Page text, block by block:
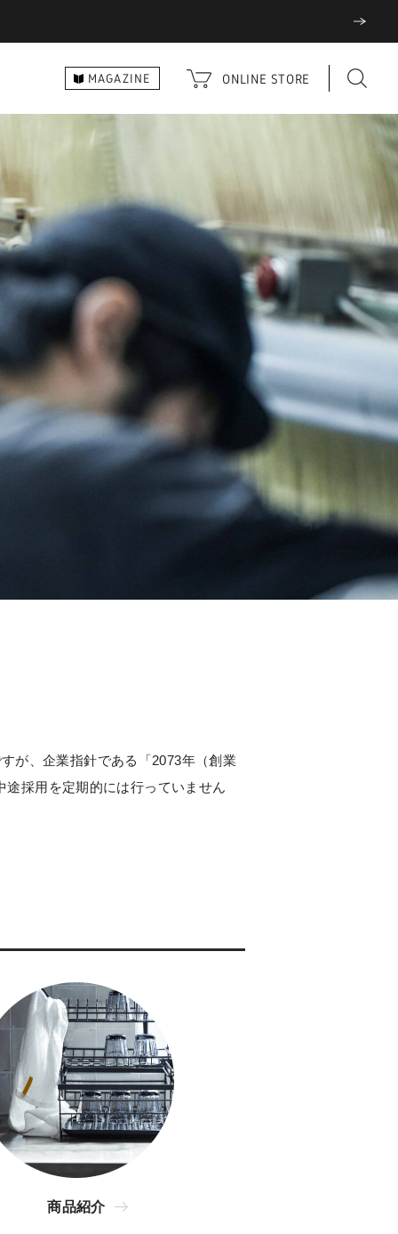
MAGAZINE ONLINE STORE
が、企業指針である「2073年（創業
採用を定期的には行っていません
商品紹介